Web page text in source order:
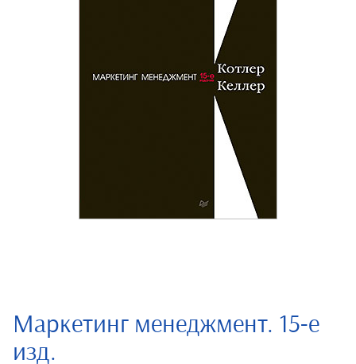
Маркетинг менеджмент. 15-е
изд.